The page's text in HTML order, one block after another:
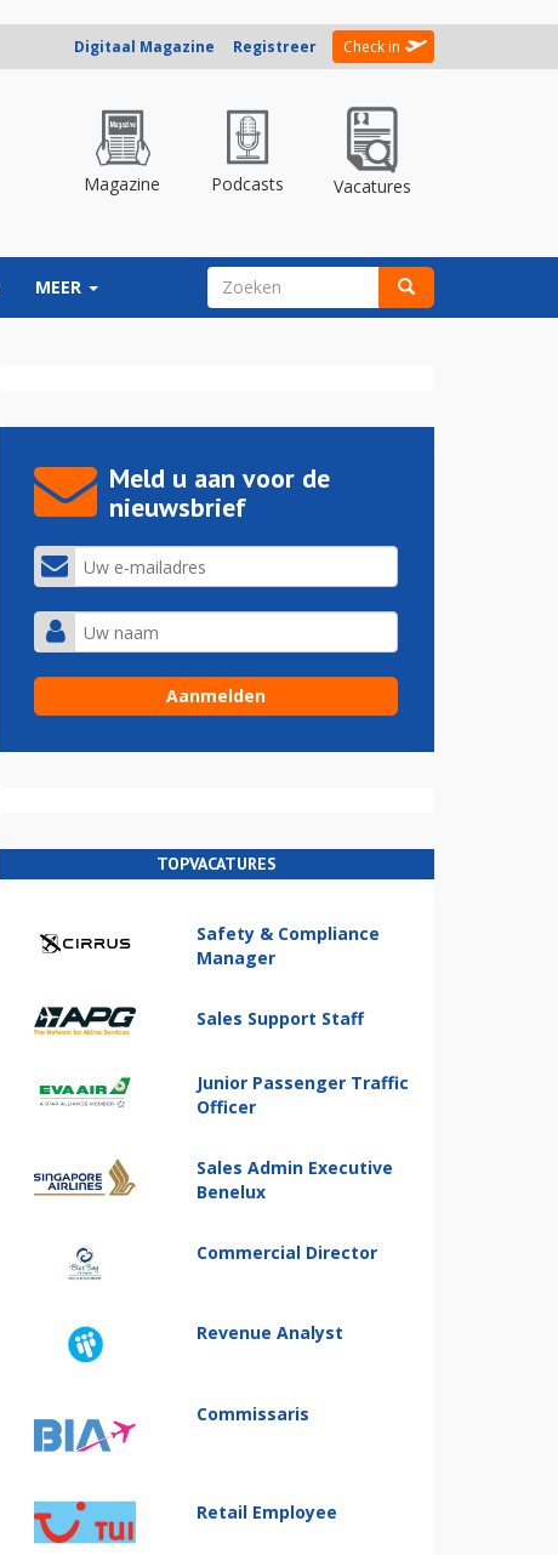
Digitaal Magazine Registreer Check in
Magazine Podcasts Vacatures
MEER ZOEKVELD
Meld u aan voor de
nieuwsbrief
TOPVACATURES
Safety & Compliance
Manager
Sales Support Staff
Junior Passenger Traffic
Officer
Sales Admin Executive
Benelux
Commercial Director
Revenue Analyst
Commissaris
Retail Employee